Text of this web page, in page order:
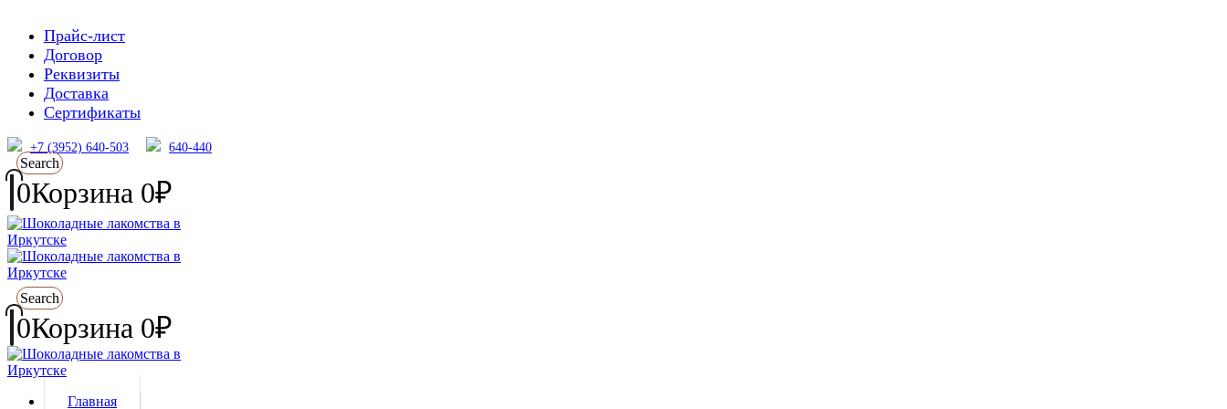
Прайс-лист
Договор
Реквизиты
Доставка
Сертификаты
+7 (3952) 640-503 640-440
Search
0Корзина 0₽
Search
0Корзина 0₽
Главная